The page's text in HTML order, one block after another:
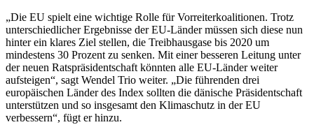
„Die EU spielt eine wichtige Rolle für Vorreiterkoalitionen. Trotz
unterschiedlicher Ergebnisse der EU-Länder müssen sich diese nun
hinter ein klares Ziel stellen, die Treibhausgase bis 2020 um
mindestens 30 Prozent zu senken. Mit einer besseren Leitung unter
der neuen Ratspräsidentschaft könnten alle EU-Länder weiter
aufsteigen“, sagt Wendel Trio weiter. „Die führenden drei
europäischen Länder des Index sollten die dänische Präsidentschaft
unterstützen und so insgesamt den Klimaschutz in der EU
verbessern“, fügt er hinzu.